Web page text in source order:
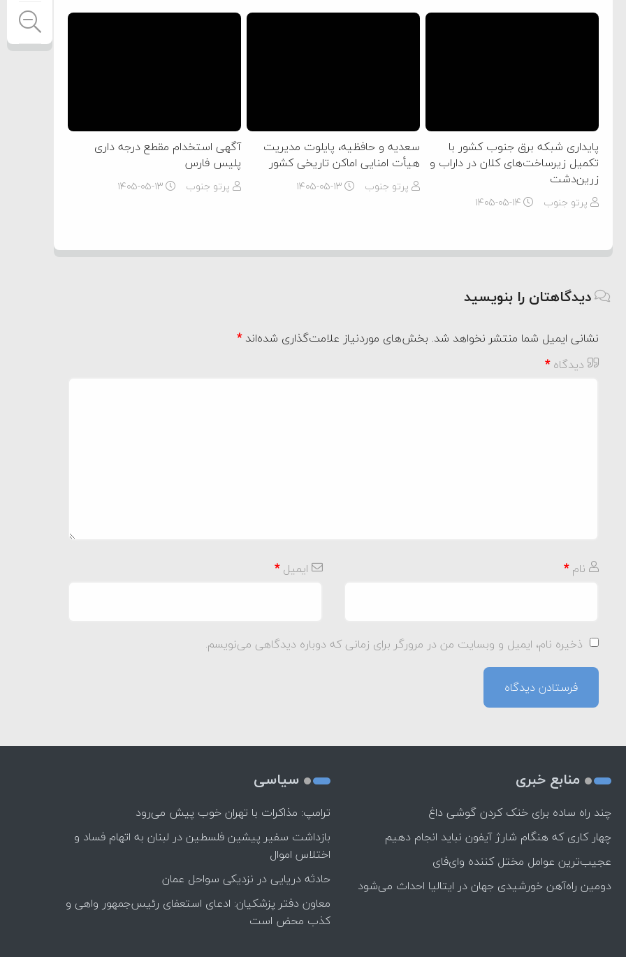
پایداری شبکه برق جنوب کشور با
تکمیل زیرساخت‌های کلان در داراب و
زرین‌دشت
پرتو جنوب ۱۴۰۵-۰۵-۱۴
سعدیه و حافظیه، پایلوت مدیریت
هیأت امنایی اماکن تاریخی کشور
پرتو جنوب ۱۴۰۵-۰۵-۱۳
آگهی استخدام مقطع درجه داری
پلیس فارس
پرتو جنوب ۱۴۰۵-۰۵-۱۳
دیدگاهتان را بنویسید
نشانی ایمیل شما منتشر نخواهد شد. بخش‌های موردنیاز علامت‌گذاری شده‌اند*
دیدگاه*
نام* ایمیل*
ذخیره نام، ایمیل و وبسایت من در مرورگر برای زمانی که دوباره دیدگاهی می‌نویسم.
منابع خبری
چند راه‌ ساده برای خنک کردن گوشی داغ
چهار کاری که هنگام شارژ آیفون نباید انجام دهیم
عجیب‌ترین عوامل مختل کننده وای‌فای
دومین راه‌آهن خورشیدی جهان در ایتالیا احداث می‌شود
سیاسی
ترامپ: مذاکرات با تهران خوب پیش می‌رود
بازداشت سفیر پیشین فلسطین در لبنان به اتهام فساد و
اختلاس اموال
حادثه دریایی در نزدیکی سواحل عمان
معاون دفتر پزشکیان: ادعای استعفای رئیس‌جمهور واهی و
کذب محض است